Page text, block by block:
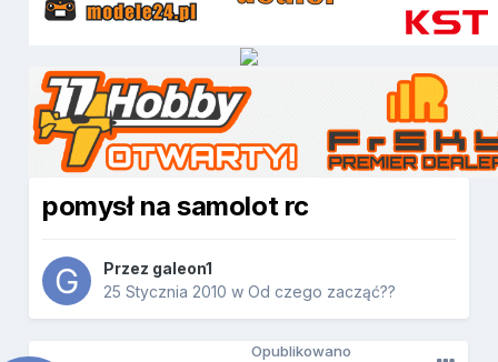
pomysł na samolot rc
Przez galeon1
25 Stycznia 2010 wOd czego zacząć??
Opublikowano